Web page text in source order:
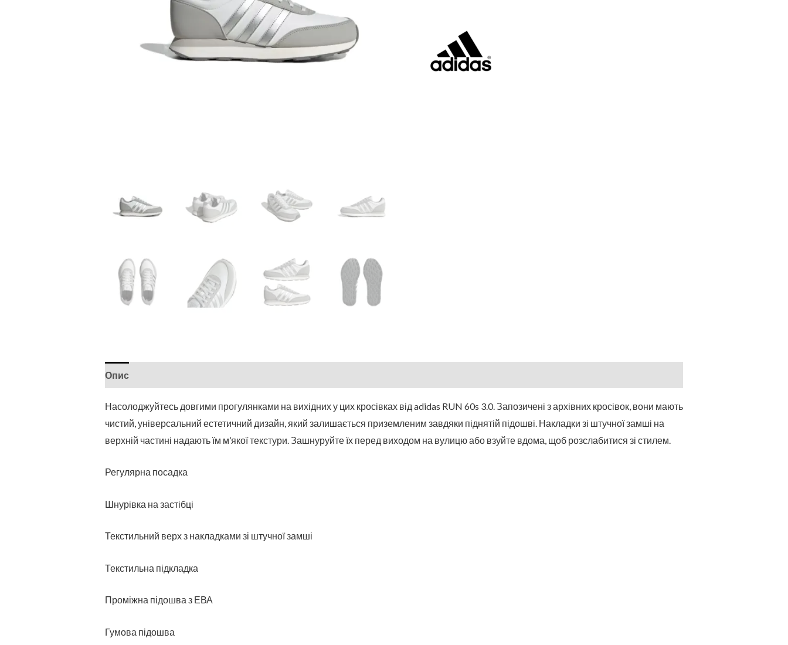
Опис
Насолоджуйтесь довгими прогулянками на вихідних у цих кросівках від adidas RUN 60s 3.0. Запозичені з архівних кросівок, вони мають
чистий, універсальний естетичний дизайн, який залишається приземленим завдяки піднятій підошві. Накладки зі штучної замші на
верхній частині надають їм м’якої текстури. Зашнуруйте їх перед виходом на вулицю або взуйте вдома, щоб розслабитися зі стилем.
Регулярна посадка
Шнурівка на застібці
Текстильний верх з накладками зі штучної замші
Текстильна підкладка
Проміжна підошва з ЕВА
Гумова підошва